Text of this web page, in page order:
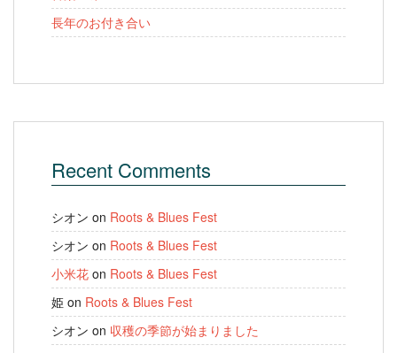
長年のお付き合い
Recent Comments
シオン on Roots & Blues Fest
シオン on Roots & Blues Fest
小米花 on Roots & Blues Fest
姫 on Roots & Blues Fest
シオン on 収穫の季節が始まりました